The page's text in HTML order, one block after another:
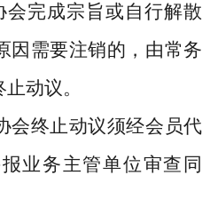
会完成宗旨或自行解散
因需要注销的，由常务
动议。
会终止动议须经会员代
业务主管单位审查同